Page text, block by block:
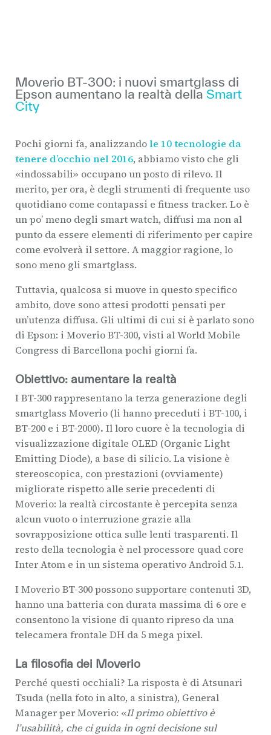
Moverio BT-300: i nuovi smartglass di
Epson aumentano la realtà della Smart
City
Pochi giorni fa, analizzandole 10 tecnologie da
tenere d’occhio nel 2016, abbiamo visto che gli
«indossabili» occupano un posto di rilevo. Il
merito, per ora, è degli strumenti di frequente uso
quotidiano come contapassi e fitness tracker. Lo è
un po’ meno degli smart watch, diffusi ma non al
punto da essere elementi di riferimento per capire
come evolverà il settore. A maggior ragione, lo
sono meno gli smartglass.
Tuttavia, qualcosa si muove in questo specifico
ambito, dove sono attesi prodotti pensati per
un’utenza diffusa. Gli ultimi di cui si è parlato sono
di Epson: i Moverio BT-300, visti al World Mobile
Congress di Barcellona pochi giorni fa.
Obiettivo: aumentare la realtà
I BT-300 rappresentano la terza generazione degli
smartglass Moverio (li hanno preceduti i BT-100, i
BT-200 e i BT-2000). Il loro cuore è la tecnologia di
visualizzazione digitale OLED (Organic Light
Emitting Diode), a base di silicio. La visione è
stereoscopica, con prestazioni (ovviamente)
migliorate rispetto alle serie precedenti di
Moverio: la realtà circostante è percepita senza
alcun vuoto o interruzione grazie alla
sovrapposizione ottica sulle lenti trasparenti. Il
resto della tecnologia è nel processore quad core
Inter Atom e in un sistema operativo Android 5.1.
I Moverio BT-300 possono supportare contenuti 3D,
hanno una batteria con durata massima di 6 ore e
consentono la visione di quanto ripreso da una
telecamera frontale DH da 5 mega pixel.
La filosofia dei Moverio
Perché questi occhiali? La risposta è di Atsunari
Tsuda (nella foto in alto, a sinistra), General
Manager per Moverio: «Il primo obiettivo è
l’usabilità, che ci guida in ogni decisione sul